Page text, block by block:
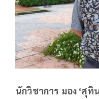
นักวิชาการ มอง ‘สุ